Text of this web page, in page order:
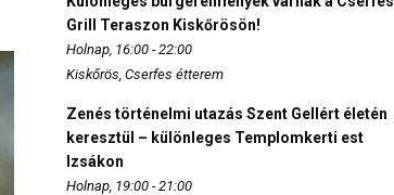
Grill Teraszon Kiskőrösön!
Holnap, 16:00 - 22:00
Kiskőrös, Cserfes étterem
Zenés történelmi utazás Szent Gellért életén
keresztül – különleges Templomkerti est
Izsákon
Holnap, 19:00 - 21:00